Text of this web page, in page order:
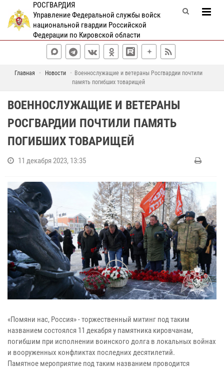
РОСГВАРДИЯ
Управление Федеральной службы войск
национальной гвардии Российской
Федерации по Кировской области
Главная Новости
Военнослужащие и ветераны Росгвардии почтили
память погибших товарищей
ВОЕННОСЛУЖАЩИЕ И ВЕТЕРАНЫ
РОСГВАРДИИ ПОЧТИЛИ ПАМЯТЬ
ПОГИБШИХ ТОВАРИЩЕЙ
11 декабря 2023, 13:35
«Помяни нас, Россия» - торжественный митинг под таким
названием состоялся 11 декабря у памятника кировчанам,
погибшим при исполнении воинского долга в локальных войнах
и вооруженных конфликтах последних десятилетий.
Памятное мероприятие под таким названием проводится